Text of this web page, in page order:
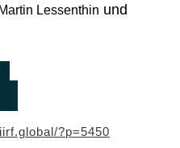
Lessenthin und
?p=5450